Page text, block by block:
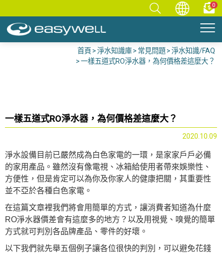
0
首頁 淨水知識庫 常見問題
淨水知識/FAQ
一樣五道式RO淨水器，為何價格差這麼大？
一樣五道式RO淨水器，為何價格差這麼大？
2020.10.09
淨水設備目前已嚴然成為白色家電的一環，是家家戶戶必備
的家用產品。雖然沒有像電視、冰箱給使用者帶來娛樂性、
方便性，但是肯定可以為你及你家人的健康把關，其重要性
並不亞於各種白色家電。
在這篇文章裡我們將會用簡單的方式，讓消費者知道為什麼
RO淨水器價差會有這麼多的地方？以及用視覺、嗅覺的簡單
方式就可判別各品牌產品、零件的好壞。
以下我們就先舉五個例子讓各位很快的判別，可以避免花錢